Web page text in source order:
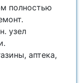
полностью
узел
аптека,